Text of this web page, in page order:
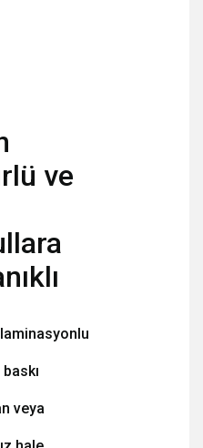
ve
veya